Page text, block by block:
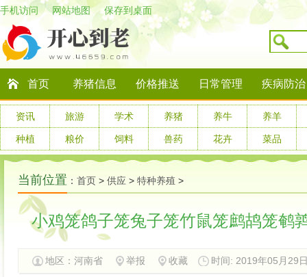
手机访问 网站地图 保存到桌面
首页 养猪信息 价格推送 日常管理 疾病防治
资讯 旅游 学术 养猪 养牛 养羊
种植 粮价 饲料 兽药 花卉 菜品
当前位置 ： 首页 > 供应 > 特种养殖 >
地区： 河南省 举报 收藏 时间: 2019年05月29